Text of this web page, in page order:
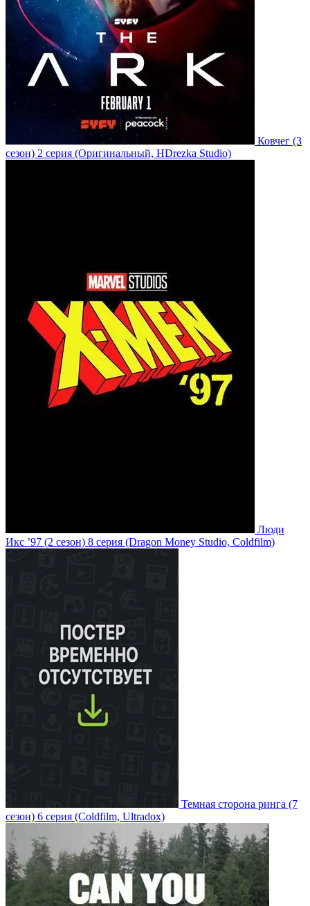
Ковчег (3
сезон) 2 серия (Оригинальный, HDrezka Studio)
Люди
Икс ’97 (2 сезон) 8 серия (Dragon Money Studio, Coldfilm)
Темная сторона ринга (7
сезон) 6 серия (Coldfilm, Ultradox)